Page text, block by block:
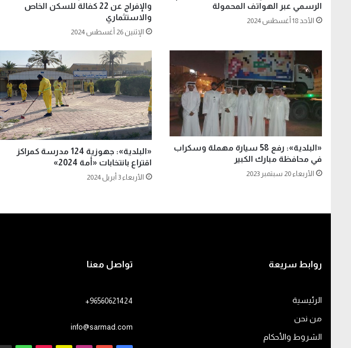
الرسمي عبر الهواتف المحمولة
الأحد 18 أغسطس 2024
والإفراج عن 22 كفالة للسكن الخاص
والاستثماري
الإثنين 26 أغسطس 2024
«البلدية»: رفع 58 سيارة مهملة وسكراب
في محافظة مبارك الكبير
الأربعاء 20 سبتمبر 2023
«البلدية»: جهوزية 124 مدرسة كمراكز
اقتراع بانتخابات «أمة 2024»
الأربعاء 3 أبريل 2024
روابط سريعة
الرئيسية
من نحن
الشروط والأحكام
تواصل معنا
+96560621424
info@sarmad.com